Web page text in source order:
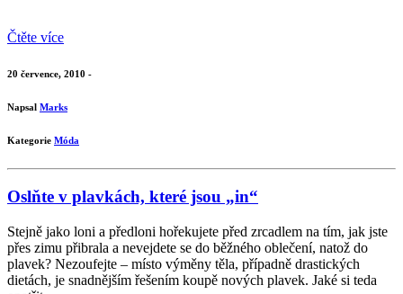
Čtěte více
20 července, 2010 -
Napsal Marks
Kategorie Móda
Oslňte v plavkách, které jsou „in“
Stejně jako loni a předloni hořekujete před zrcadlem na tím, jak jste
přes zimu přibrala a nevejdete se do běžného oblečení, natož do
plavek? Nezoufejte – místo výměny těla, případně drastických
dietách, je snadnějším řešením koupě nových plavek. Jaké si teda